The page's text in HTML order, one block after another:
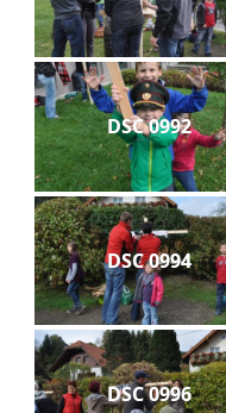
DSC 0992
DSC 0994
DSC 0996